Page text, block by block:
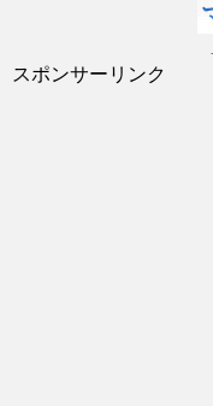
スポンサーリンク